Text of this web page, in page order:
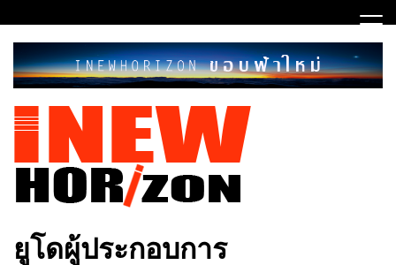
to
content
INEWHORIZON
ยูโดผู้ประกอบการ